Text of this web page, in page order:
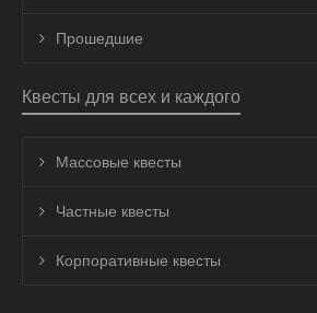
Прошедшие
Квесты для всех и каждого
Массовые квесты
Частные квесты
Корпоративные квесты